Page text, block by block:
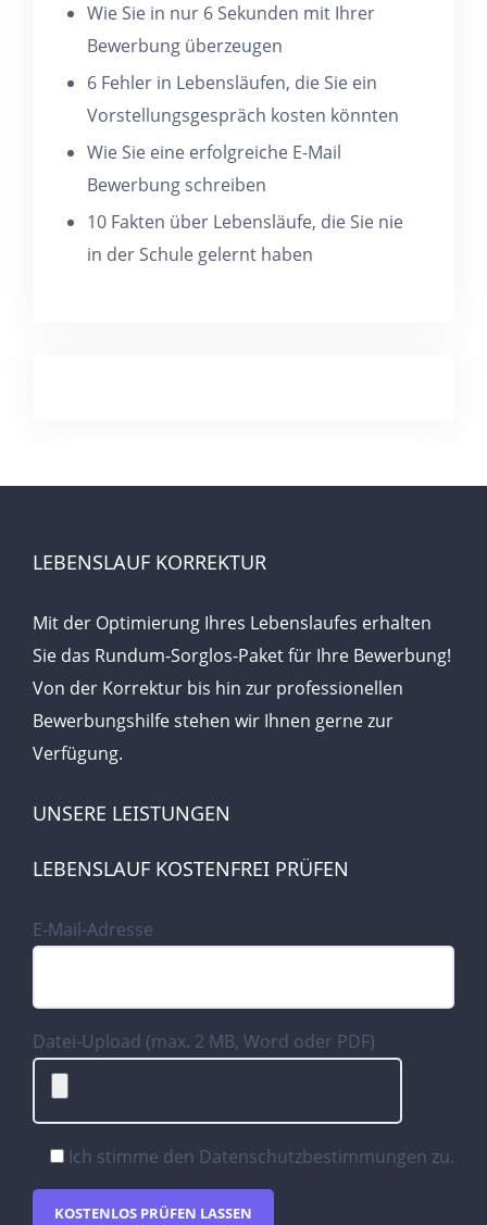
Wie Sie in nur 6 Sekunden mit Ihrer
Bewerbung überzeugen
6 Fehler in Lebensläufen, die Sie ein
Vorstellungsgespräch kosten könnten
Wie Sie eine erfolgreiche E-Mail
Bewerbung schreiben
10 Fakten über Lebensläufe, die Sie nie
in der Schule gelernt haben
LEBENSLAUF KORREKTUR
Mit der Optimierung Ihres Lebenslaufes erhalten
Sie das Rundum-Sorglos-Paket für Ihre Bewerbung!
Von der Korrektur bis hin zur professionellen
Bewerbungshilfe stehen wir Ihnen gerne zur
Verfügung.
UNSERE LEISTUNGEN
LEBENSLAUF KOSTENFREI PRÜFEN
E-Mail-Adresse
Datei-Upload (max. 2 MB, Word oder PDF)
Ich stimme den Datenschutzbestimmungen zu.